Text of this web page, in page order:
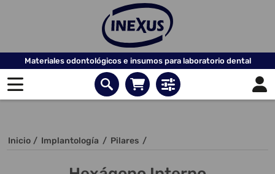
Materiales odontológicos e insumos para laboratorio dental
Inicio / Implantología / Pilares /